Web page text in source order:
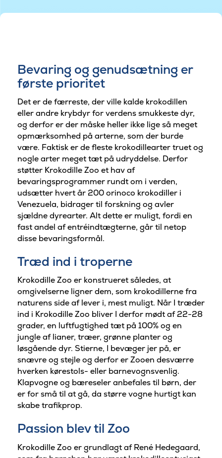
Bevaring og genudsætning er
første prioritet
Det er de færreste, der ville kalde krokodillen
eller andre krybdyr for verdens smukkeste dyr,
og derfor er der måske heller ikke lige så meget
opmærksomhed på arterne, som der burde
være. Faktisk er de fleste krokodillearter truet og
nogle arter meget tæt på udryddelse. Derfor
støtter Krokodille Zoo et hav af
bevaringsprogrammer rundt om i verden,
udsætter hvert år 200 orinoco krokodiller i
Venezuela, bidrager til forskning og avler
sjældne dyrearter. Alt dette er muligt, fordi en
fast andel af entréindtægterne, går til netop
disse bevaringsformål.
Træd ind i troperne
Krokodille Zoo er konstrueret således, at
omgivelserne ligner dem, som krokodillerne fra
naturens side af lever i, mest muligt. Når I træder
ind i Krokodille Zoo bliver I derfor mødt af 22-28
grader, en luftfugtighed tæt på 100% og en
jungle af lianer, træer, grønne planter og
løsgående dyr. Stierne, I bevæger jer på, er
snævre og stejle og derfor er Zooen desværre
hverken kørestols- eller barnevognsvenlig.
Klapvogne og bæreseler anbefales til børn, der
er for små til at gå, da større vogne hurtigt kan
skabe trafikprop.
Passion blev til Zoo
Krokodille Zoo er grundlagt af René Hedegaard,